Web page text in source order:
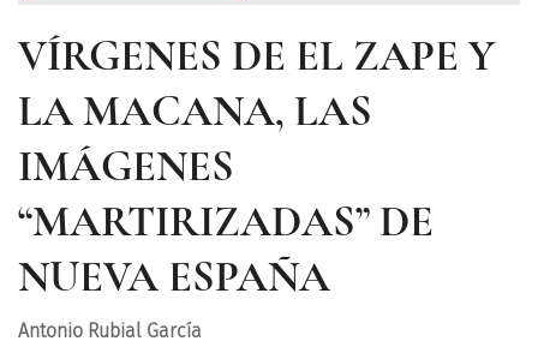
VÍRGENES DE EL ZAPE Y
LA MACANA, LAS
IMÁGENES
“MARTIRIZADAS” DE
NUEVA ESPAÑA
Antonio Rubial García